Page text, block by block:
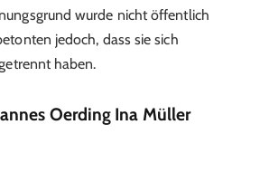
wurde nicht öffentlich
jedoch, dass sie sich
haben.
Oerding Ina Müller